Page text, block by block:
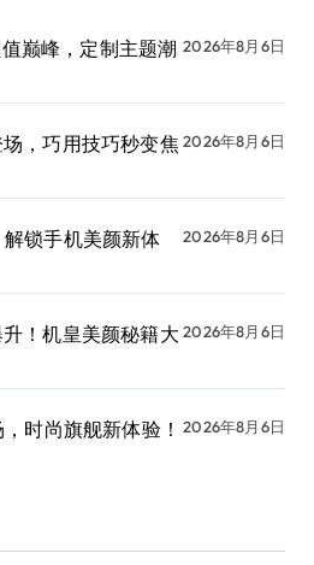
巅峰，定制主题潮 2026年8月6日
，巧用技巧秒变焦 2026年8月6日
锁手机美颜新体
2026年8月6日
！机皇美颜秘籍大 2026年8月6日
时尚旗舰新体验！ 2026年8月6日